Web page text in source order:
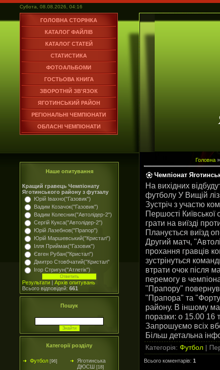
Субота, 08.08.2026, 04:16
ГОЛОВНА СТОРІНКА
КАТАЛОГ ФАЙЛІВ
КАТАЛОГ СТАТЕЙ
СТАТИСТИКА
ФОТОАЛЬБОМИ
ГОСТЬОВА КНИГА
ЗВОРОТНІЙ ЗВ'ЯЗОК
ЯГОТИНСЬКИЙ РАЙОН
РЕГІОНАЛЬНІ ЧЕМПІОНАТИ
ОБЛАСНІ ЧЕМПІОНАТИ
Наше опитування
Кращий гравець Чемпіонату
Яготинського району з футзалу
Юрій Івахно("Газовик")
Вадим Козачок("Газовик")
Вадим Колесник("Автолідер-2")
Сергій Кукса("Автолідер-2")
Юрій Лазебнов("Прапор")
Юрій Маршевський("Кристал")
Ілля Приймак("Газовик")
Євген Рубан("Кристал")
Дмитро Стовбчатий("Кристал"
Ігор Стригун("Атлетік")
Результати | Архів опитувань
Всього відповідей: 661
Пошук
Категорії розділу
Футбол [96]
Яготинська
ДЮСШ [18]
Головна
Чемпіонат
На вихідних
футболу У Вищій
Зустріч з участю
Першості
грати на виїзді
Планується виїзд
Другий матч,
прохання гравців
зустрінуться
втрати очок після
перемогу в
"Прапору"
"Прапора" та
району. В іншому
поразки: о 15.00 16
Запрошуємо всіх
Більш детальна
Категорія: Футбол |
Всього коментарів: 1